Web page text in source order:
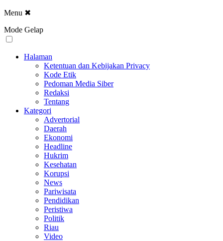
Menu ✖
Mode Gelap
Halaman
Ketentuan dan Kebijakan Privacy
Kode Etik
Pedoman Media Siber
Redaksi
Tentang
Kategori
Advertorial
Daerah
Ekonomi
Headline
Hukrim
Kesehatan
Korupsi
News
Pariwisata
Pendidikan
Peristiwa
Politik
Riau
Video